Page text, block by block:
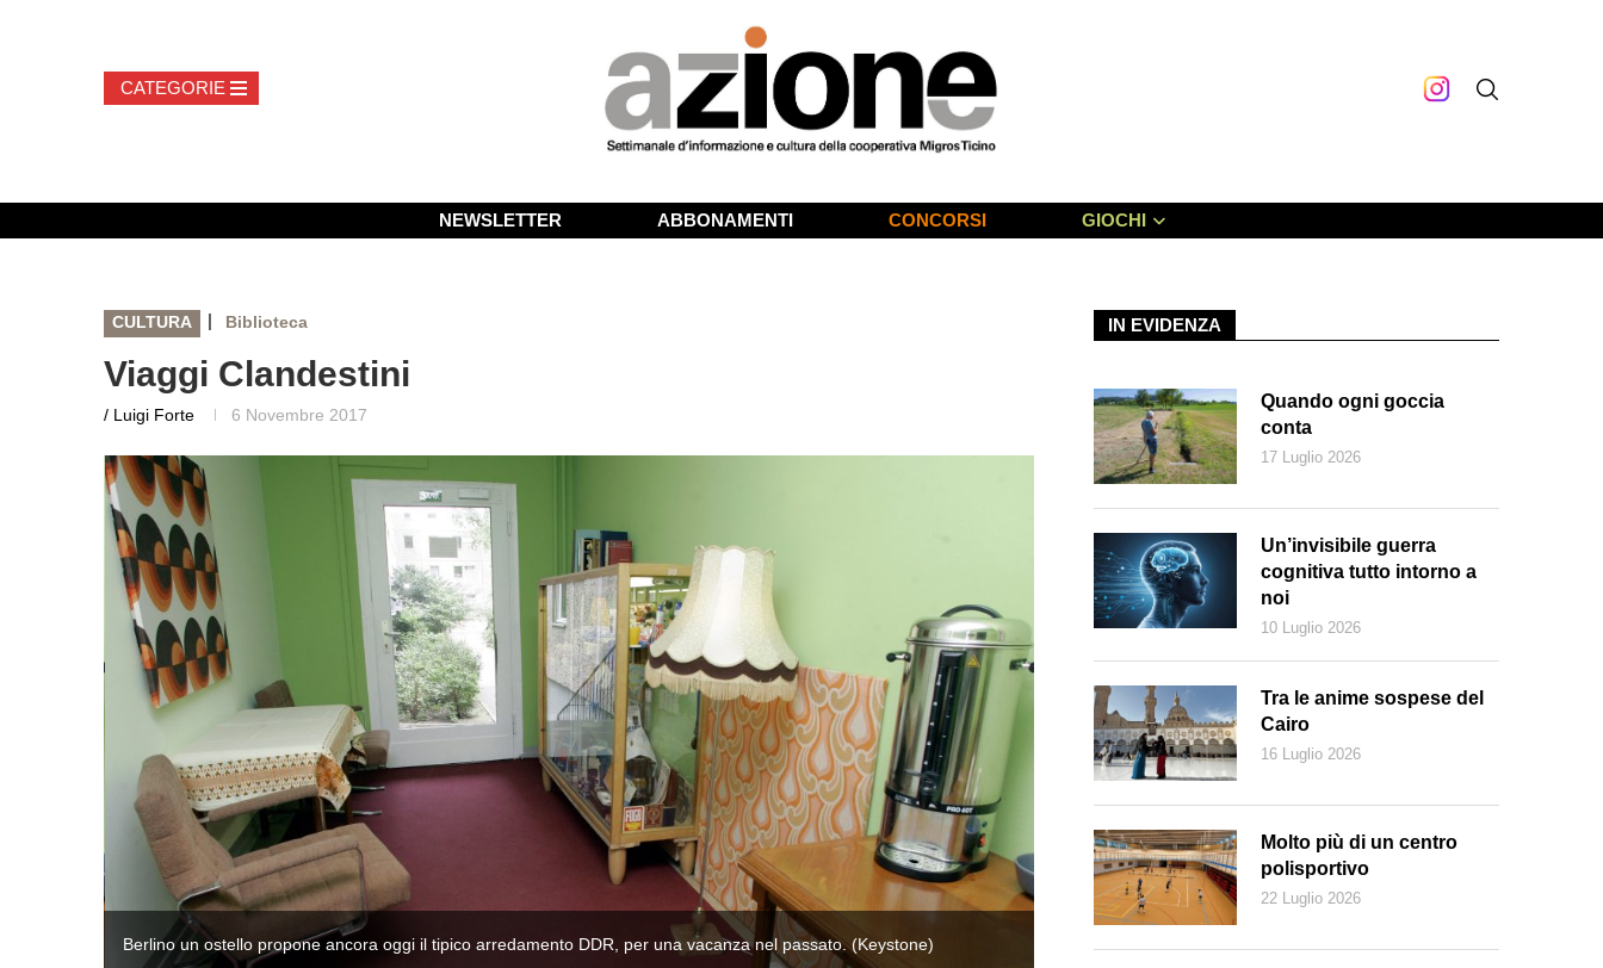
NEWSLETTER ABBONAMENTI CONCORSI GIOCHI
CULTURA | Biblioteca
Viaggi Clandestini
/ Luigi Forte 6 Novembre 2017
Berlino un ostello propone ancora oggi il tipico arredamento DDR, per una vacanza nel passato. (Keystone) Berlino un ostello propone ancora oggi il tipico arredamento DDR, per
IN EVIDENZA
Quando ogni goccia
conta
17 Luglio 2026
Un’invisibile guerra
cognitiva tutto intorno a
noi
10 Luglio 2026
Tra le anime sospese del
Cairo
16 Luglio 2026
Molto più di un centro
polisportivo
22 Luglio 2026